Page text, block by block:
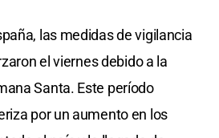
las medidas de vigilancia
el viernes debido a la
Santa. Este período
por un aumento en los